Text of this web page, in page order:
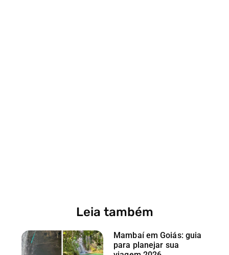
Leia também
Mambaí em Goiás: guia
para planejar sua